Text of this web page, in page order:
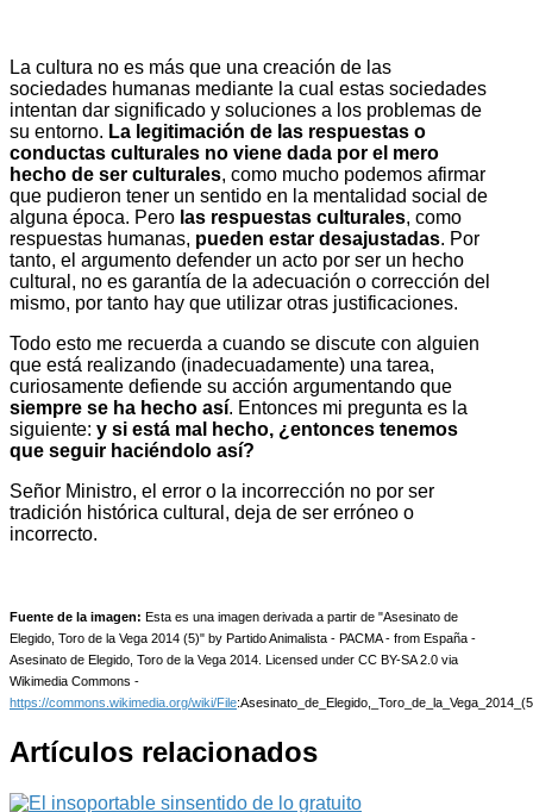
La cultura no es más que una creación de las
sociedades humanas mediante la cual estas sociedades
intentan dar significado y soluciones a los problemas de
su entorno. La legitimación de las respuestas o
conductas culturales no viene dada por el mero
hecho de ser culturales, como mucho podemos afirmar
que pudieron tener un sentido en la mentalidad social de
alguna época. Pero las respuestas culturales, como
respuestas humanas, pueden estar desajustadas. Por
tanto, el argumento defender un acto por ser un hecho
cultural, no es garantía de la adecuación o corrección del
mismo, por tanto hay que utilizar otras justificaciones.
Todo esto me recuerda a cuando se discute con alguien
que está realizando (inadecuadamente) una tarea,
curiosamente defiende su acción argumentando que
siempre se ha hecho así. Entonces mi pregunta es la
siguiente: y si está mal hecho, ¿entonces tenemos
que seguir haciéndolo así?
Señor Ministro, el error o la incorrección no por ser
tradición histórica cultural, deja de ser erróneo o
incorrecto.
Fuente de la imagen: Esta es una imagen derivada a partir de "Asesinato de
Elegido, Toro de la Vega 2014 (5)" by Partido Animalista - PACMA - from España -
Asesinato de Elegido, Toro de la Vega 2014. Licensed under CC BY-SA 2.0 via
Wikimedia Commons -
https://commons.wikimedia.org/wiki/File
Artículos relacionados